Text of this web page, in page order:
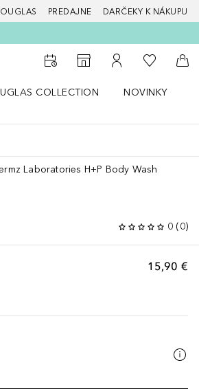
PREDAJNE DARČEKY K NÁKUPU
Do vyhľadávača predajní
Do môjho účtu
Do môjho
Do
COLLECTION
NOVINKY
Laboratories H+P Body Wash
0 (0)
15,90 €